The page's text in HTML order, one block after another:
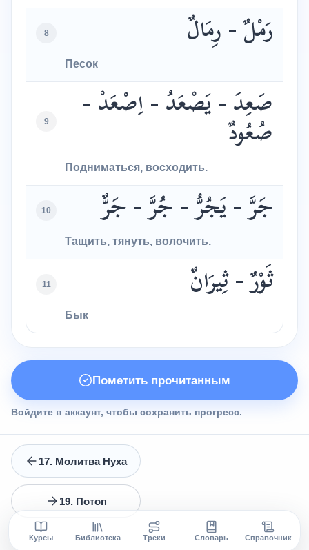
Курсы Библиотека Треки Словарь Справочник
8 رَمْلٌ - رِمَالٌ
Песок
9 صَعِدَ - يَصْعَدُ - اِصْعَدْ -
صُعُودٌ
Подниматься, восходить.
10 جَرَّ - يَجُرُّ - جُرَّ - جَرٌّ
Тащить, тянуть, волочить.
11 ثَوْرٌ - ثِيرَانٌ
Бык
Пометить прочитанным
Войдите в аккаунт, чтобы сохранить прогресс.
17. Молитва Нуха
19. Потоп